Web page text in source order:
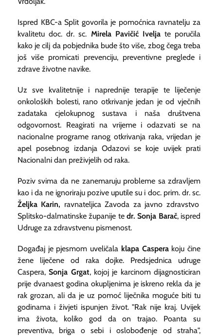
Ispred KBC-a Split govorila je pomoćnica ravnatelju za
kvalitetu doc. dr. sc. Mirela Pavičić Iveljate poručila
kako je cilj da pobjednika bude što više, zbog čega treba
još više promicati prevenciju, preventivne preglede i
zdrave životne navike.
Uz sve kvalitetnije i naprednije terapije te liječenje
onkoloških bolesti, rano otkrivanje jedan je od vječnih
zadataka cjelokupnog sustava i naša društvena
odgovornost. Reagirati na vrijeme i odazvati se na
nacionalne programe ranog otkrivanja raka, vrijedan je
apel posebnog izdanja Odazovi se koje uvijek prati
Nacionalni dan preživjelih od raka.
Poziv svima da ne zanemaruju probleme sa zdravljem
kao i da ne ignoriraju pozive uputile su i doc. prim. dr. sc.
Željka Karin, ravnateljica Zavoda za javno zdravstvo
Splitsko-dalmatinske županije te dr. Sonja Barač, ispred
Udruge za zdravstvenu pismenost.
Događaj je pjesmom uveličala klapa Casperakoju čine
žene liječene od raka dojke. Predsjednica udruge
Caspera,Sonja Grgat, kojoj je karcinom dijagnosticiran
prije dvanaest godina okupljenima je iskreno rekla da je
rak grozan, ali da je uz pomoć liječnika moguće biti tu
godinama i živjeti ispunjen život. "Rak nije kraj. Uvijek
ima života, koliko god da on trajao. Poanta su
preventiva, briga o sebi i oslobođenje od straha",